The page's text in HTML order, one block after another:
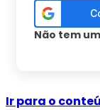
Não tem
Ir para o